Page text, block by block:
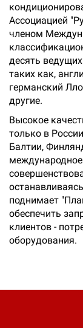
Ассоциацией
членом
десять
таких как,
германский
другие.
Высокое
только в
Балтии,
поднимает
обеспечить
клиентов -
оборудования.